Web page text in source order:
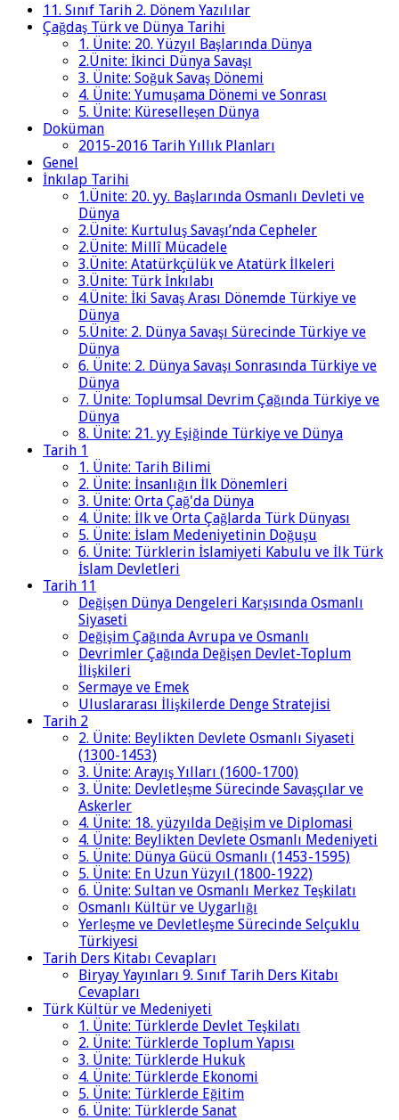
11. Sınıf Tarih 2. Dönem Yazılılar
Çağdaş Türk ve Dünya Tarihi
1. Ünite: 20. Yüzyıl Başlarında Dünya
2.Ünite: İkinci Dünya Savaşı
3. Ünite: Soğuk Savaş Dönemi
4. Ünite: Yumuşama Dönemi ve Sonrası
5. Ünite: Küreselleşen Dünya
Doküman
2015-2016 Tarih Yıllık Planları
Genel
İnkılap Tarihi
1.Ünite: 20. yy. Başlarında Osmanlı Devleti ve
Dünya
2.Ünite: Kurtuluş Savaşı’nda Cepheler
2.Ünite: Millî Mücadele
3.Ünite: Atatürkçülük ve Atatürk İlkeleri
3.Ünite: Türk İnkılabı
4.Ünite: İki Savaş Arası Dönemde Türkiye ve
Dünya
5.Ünite: 2. Dünya Savaşı Sürecinde Türkiye ve
Dünya
6. Ünite: 2. Dünya Savaşı Sonrasında Türkiye ve
Dünya
7. Ünite: Toplumsal Devrim Çağında Türkiye ve
Dünya
8. Ünite: 21. yy Eşiğinde Türkiye ve Dünya
Tarih 1
1. Ünite: Tarih Bilimi
2. Ünite: İnsanlığın İlk Dönemleri
3. Ünite: Orta Çağ'da Dünya
4. Ünite: İlk ve Orta Çağlarda Türk Dünyası
5. Ünite: İslam Medeniyetinin Doğuşu
6. Ünite: Türklerin İslamiyeti Kabulu ve İlk Türk
İslam Devletleri
Tarih 11
Değişen Dünya Dengeleri Karşısında Osmanlı
Siyaseti
Değişim Çağında Avrupa ve Osmanlı
Devrimler Çağında Değişen Devlet-Toplum
İlişkileri
Sermaye ve Emek
Uluslararası İlişkilerde Denge Stratejisi
Tarih 2
2. Ünite: Beylikten Devlete Osmanlı Siyaseti
(1300-1453)
3. Ünite: Arayış Yılları (1600-1700)
3. Ünite: Devletleşme Sürecinde Savaşçılar ve
Askerler
4. Ünite: 18. yüzyılda Değişim ve Diplomasi
4. Ünite: Beylikten Devlete Osmanlı Medeniyeti
5. Ünite: Dünya Gücü Osmanlı (1453-1595)
5. Ünite: En Uzun Yüzyıl (1800-1922)
6. Ünite: Sultan ve Osmanlı Merkez Teşkilatı
Osmanlı Kültür ve Uygarlığı
Yerleşme ve Devletleşme Sürecinde Selçuklu
Türkiyesi
Tarih Ders Kitabı Cevapları
Biryay Yayınları 9. Sınıf Tarih Ders Kitabı
Cevapları
Türk Kültür ve Medeniyeti
1. Ünite: Türklerde Devlet Teşkilatı
2. Ünite: Türklerde Toplum Yapısı
3. Ünite: Türklerde Hukuk
4. Ünite: Türklerde Ekonomi
5. Ünite: Türklerde Eğitim
6. Ünite: Türklerde Sanat